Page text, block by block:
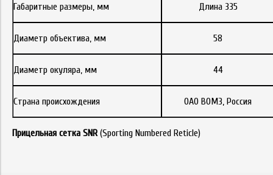
Габаритные размеры, мм Длина 335
Диаметр объектива, мм 58
Диаметр окуляра, мм 44
Страна происхождения ОАО ВОМЗ, Россия
Прицельная сетка SNR (Sporting Numbered Reticle)